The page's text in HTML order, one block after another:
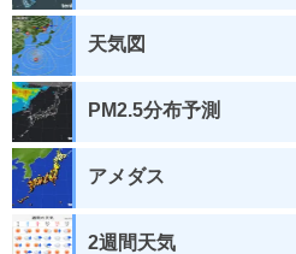
天気図
PM2.5分布予測
アメダス
2週間天気